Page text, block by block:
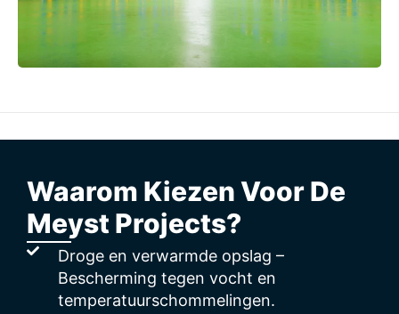
Waarom Kiezen Voor De
Meyst Projects?
Droge en verwarmde opslag –
Bescherming tegen vocht en
temperatuurschommelingen.